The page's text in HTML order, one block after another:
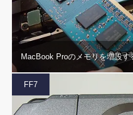
MacBook Proのメモリを増設
FF7